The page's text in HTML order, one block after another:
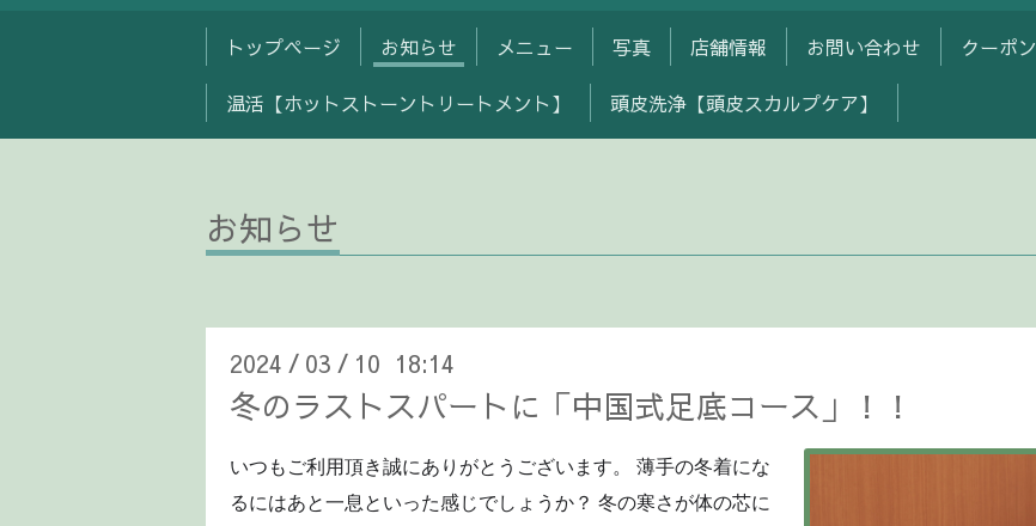
トップページ お知らせ メニュー 写真 店舗情報 お問い合わせ クーポン
温活【ホットストーントリートメント】 頭皮洗浄【頭皮スカルプケア】
お知らせ
2024 / 03 / 10 18:14
冬のラストスパートに「中国式足底コース」！！
いつもご利用頂き誠にありがとうございます。 薄手の冬着にな
るにはあと一息といった感じでしょうか？ 冬の寒さが体の芯に